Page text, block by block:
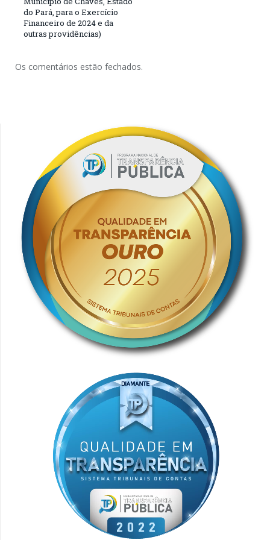
do Pará, para o Exercício
Financeiro de 2024 e da
outras providências)
Os comentários estão fechados.